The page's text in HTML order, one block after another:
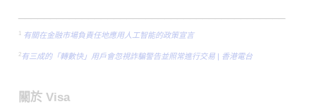
1 有關在金融市場負責任地應用人工智能的政策宣言
2有三成的「轉數快」用戶會忽視詐騙警告並照常進行交易 | 香港電台
關於 Visa